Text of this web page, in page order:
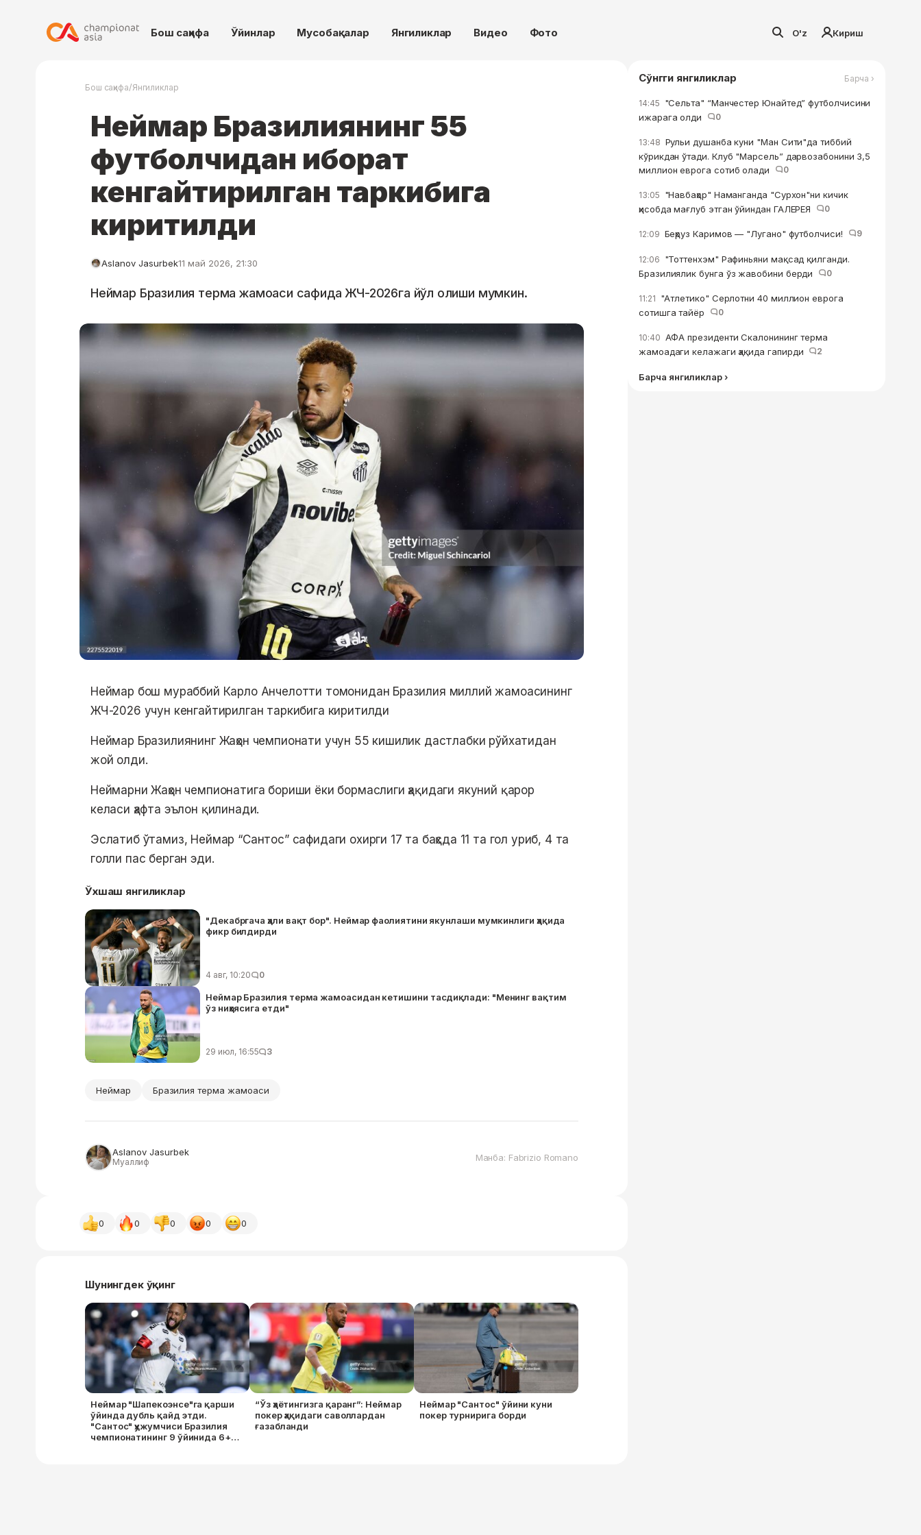
Бош саҳифа Ўйинлар Мусобақалар Янгиликлар Видео Фото O'z Кириш
Бош саҳифа/Янгиликлар
Неймар Бразилиянинг 55
футболчидан иборат
кенгайтирилган таркибига
киритилди
Aslanov Jasurbek11 май 2026, 21:30
Неймар Бразилия терма жамоаси сафида ЖЧ-2026га йўл олиши мумкин.
Неймар бош мураббий Карло Анчелотти томонидан Бразилия миллий жамоасининг
ЖЧ-2026 учун кенгайтирилган таркибига киритилди
Неймар Бразилиянинг Жаҳон чемпионати учун 55 кишилик дастлабки рўйхатидан
жой олди.
Неймарни Жаҳон чемпионатига бориши ёки бормаслиги ҳақидаги якуний қарор
келаси ҳафта эълон қилинади.
Эслатиб ўтамиз, Неймар “Сантос” сафидаги охирги 17 та баҳсда 11 та гол уриб, 4 та
голли пас берган эди.
Ўхшаш янгиликлар
"Декабргача ҳали вақт бор". Неймар фаолиятини якунлаши мумкинлиги ҳақида
фикр билдирди
4 авг, 10:20 0
Неймар Бразилия терма жамоасидан кетишини тасдиқлади: "Менинг вақтим
ўз ниҳоясига етди"
29 июл, 16:55 3
Неймар Бразилия терма жамоаси
Aslanov Jasurbek
Муаллиф Манба: Fabrizio Romano
0 0 0 0 0
Шунингдек ўқинг
Неймар "Шапекоэнсе"га қарши
ўйинда дубль қайд этди.
"Сантос" ҳужумчиси Бразилия
чемпионатининг 9 ўйинида 6+2
“Ўз ҳаётингизга қаранг”: Неймар
покер ҳақидаги саволлардан
ғазабланди
Неймар "Сантос" ўйини куни
покер турнирига борди
Сўнгги янгиликлар Барча ›
14:45 "Сельта" “Манчестер Юнайтед” футболчисини
ижарага олди
0
13:48 Рульи душанба куни "Ман Сити"да тиббий
кўрикдан ўтади. Клуб "Марсель” дарвозабонини 3,5
миллион еврога сотиб олади
0
13:05 "Навбаҳор" Наманганда "Сурхон"ни кичик
ҳисобда мағлуб этган ўйиндан ГАЛЕРЕЯ
0
12:09 Беҳруз Каримов — "Лугано" футболчиси! 9
12:06 "Тоттенхэм" Рафиньяни мақсад қилганди.
Бразилиялик бунга ўз жавобини берди
0
11:21 "Атлетико" Серлотни 40 миллион еврога
сотишга тайёр
0
10:40 АФА президенти Скалонининг терма
жамоадаги келажаги ҳақида гапирди
2
Барча янгиликлар ›